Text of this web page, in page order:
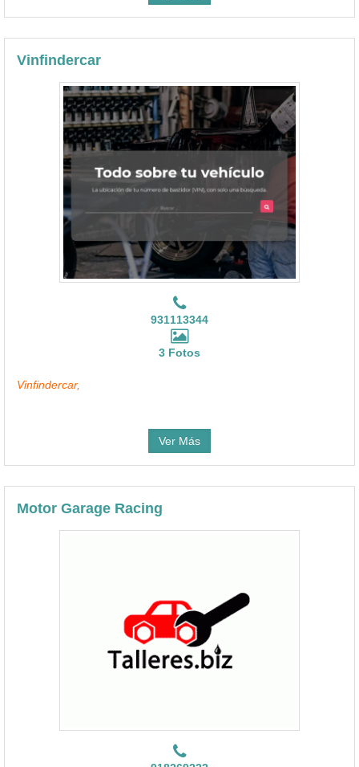
Vinfindercar
931113344
3 Fotos
Vinfindercar,
Ver Más
Motor Garage Racing